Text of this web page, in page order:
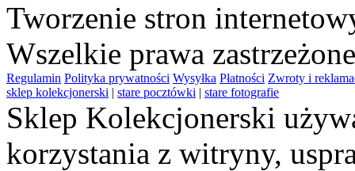
Tworzenie stron
Wszelkie prawa
Regulamin Polityka prywatności Wysyłka Płatności Zwroty i
sklep kolekcjonerski | stare pocztówki | stare fotografie
Sklep Kolekcjonerski
korzystania z witryny,